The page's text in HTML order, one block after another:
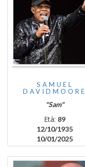
SAMUEL
DAVIDMOORE
"Sam"
Età: 89
12/10/1935
10/01/2025